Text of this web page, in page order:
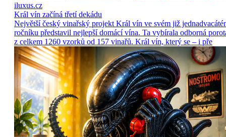
iluxus.cz
Král vín začíná třetí dekádu
Největší český vinařský projekt Král vín ve svém již
ročníku představil nejlepší domácí vína. Ta vybírala odborná
z celkem 1260 vzorků od 157 vinařů. Král vín, který se – i pře